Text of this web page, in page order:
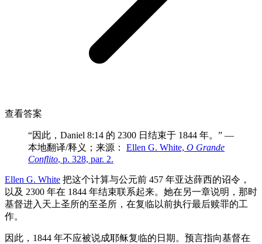
查看答案
“因此，Daniel 8:14 的 2300 日结束于 1844 年。” —
本地翻译/释义；来源： Ellen G. White, O Grande
Conflito, p. 328, par. 2.
Ellen G. White 把这个计算与公元前 457 年亚达薛西的诏令，
以及 2300 年在 1844 年结束联系起来。她在另一章说明，那时
基督进入天上圣所的至圣所，在复临以前执行最后赎罪的工
作。
因此，1844 年不应被说成耶稣复临的日期。预言指向基督在